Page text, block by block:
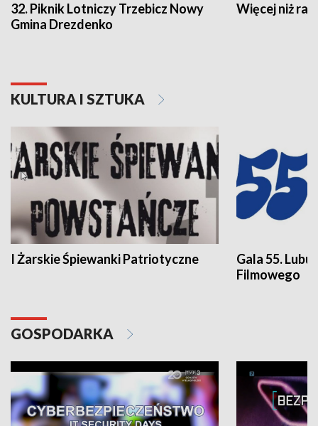
32. Piknik Lotniczy Trzebicz Nowy
Gmina Drezdenko
Więcej niż rajd
KULTURA I SZTUKA
I Żarskie Śpiewanki Patriotyczne
Gala 55.
Filmowego
GOSPODARKA